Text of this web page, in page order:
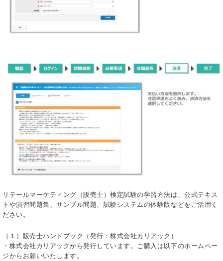
リテールマーケティング（販売士）検定試験の学習方法は、公式テキス
トや演習問題集、サンプル問題、試験システムの体験版などをご活用く
ださい。
（１）販売士ハンドブック（発行：株式会社カリアック）
・株式会社カリアックから発行しています。ご購入は以下のホームペー
ジからお願いいたします。